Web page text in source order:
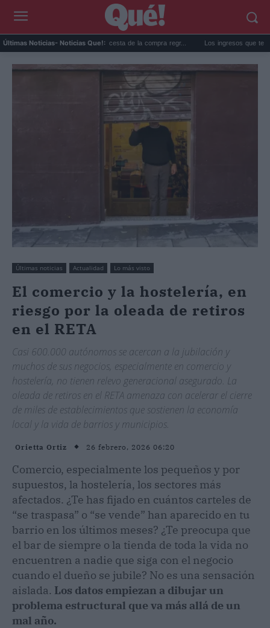
Últimas Noticias- Noticias Que!:
de precios de la cesta de la compra regr... Los ingresos que te quitan el
Últimas noticias Actualidad Lo más visto
El comercio y la hostelería, en
riesgo por la oleada de retiros
en el RETA
Casi 600.000 autónomos se acercan a la jubilación y
muchos de sus negocios, especialmente en comercio y
hostelería, no tienen relevo generacional asegurado. La
oleada de retiros en el RETA amenaza con acelerar el cierre
de miles de establecimientos que sostienen la economía
local y la vida de barrios y municipios.
Orietta Ortiz 26 febrero, 2026 06:20
Comercio, especialmente los pequeños y por
supuestos, la hostelería, los sectores más
afectados. ¿Te has fijado en cuántos carteles de
“se traspasa” o “se vende” han aparecido en tu
barrio en los últimos meses? ¿Te preocupa que
el bar de siempre o la tienda de toda la vida no
encuentren a nadie que siga con el negocio
cuando el dueño se jubile? No es una sensación
aislada. Los datos empiezan a dibujar un
problema estructural que va más allá de un
mal año.